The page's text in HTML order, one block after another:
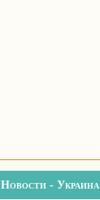
Новости - Украина